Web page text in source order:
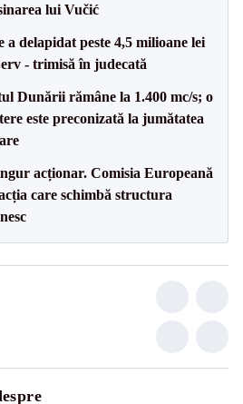
lui Vučić
a delapidat peste 4,5 milioane lei
- trimisă în judecată
Dunării rămâne la 1.400 mc/s; o
este preconizată la jumătatea
acționar. Comisia Europeană
care schimbă structura